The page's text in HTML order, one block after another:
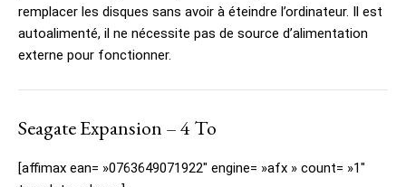
remplacer les disques sans avoir à éteindre l’ordinateur. Il est
autoalimenté, il ne nécessite pas de source d’alimentation
externe pour fonctionner.
Seagate Expansion – 4 To
[affimax ean= »0763649071922″ engine= »afx » count= »1″